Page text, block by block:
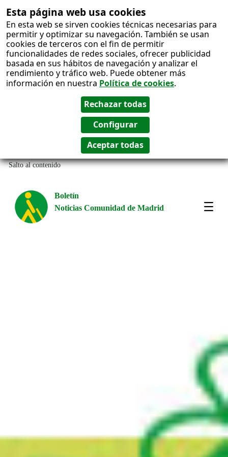
Esta página web usa cookies
En esta web se sirven cookies técnicas necesarias para
permitir y optimizar su navegación. También se usan
cookies de terceros con el fin de permitir
funcionalidades de redes sociales, ofrecer publicidad
basada en sus hábitos de navegación y analizar el
rendimiento y tráfico web. Puede obtener más
información en nuestra Política de cookies.
Salto al contenido
Boletín
Noticias Comunidad de Madrid